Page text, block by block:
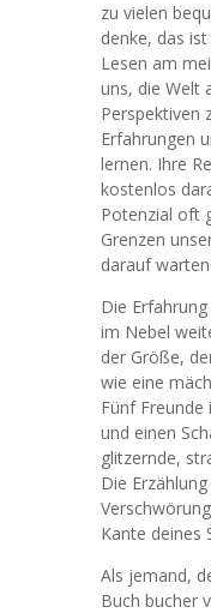
zu vielen
denke, das
Lesen am
uns, die Welt
Perspektiven
Erfahrungen
lernen. Ihre
kostenlos
Potenzial oft
Grenzen
darauf
Die
im Nebel
der Größe,
wie eine
Fünf
und einen
glitzernde,
Die
Kante deines
Als jemand,
Buch bucher